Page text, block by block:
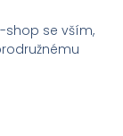
shop se vším,